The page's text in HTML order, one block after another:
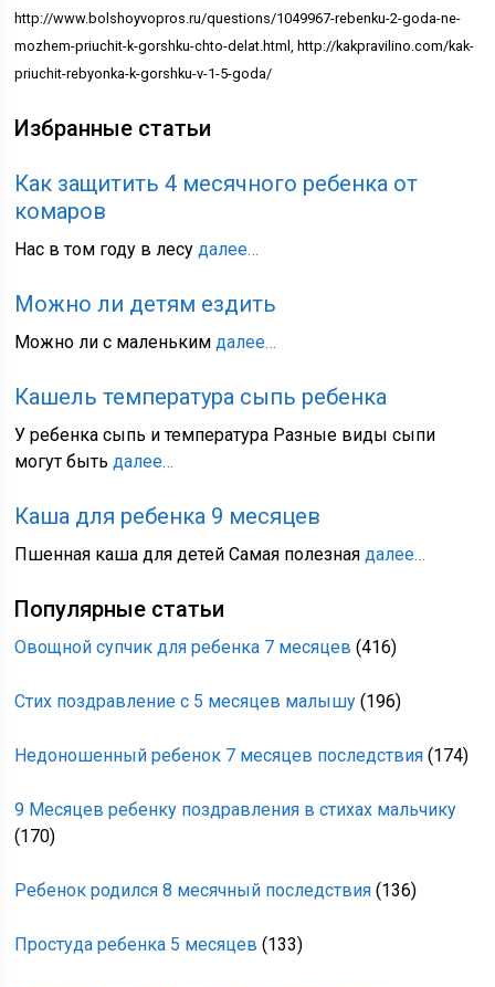
http://www.bolshoyvopros.ru/questions/1049967-rebenku-2-goda-ne-
mozhem-priuchit-k-gorshku-chto-delat.html, http://kakpravilino.com/kak-
priuchit-rebyonka-k-gorshku-v-1-5-goda/
Избранные статьи
Как защитить 4 месячного ребенка от
комаров
Нас в том году в лесудалее…
Можно ли детям ездить
Можно ли с маленькимдалее…
Кашель температура сыпь ребенка
У ребенка сыпь и температура Разные виды сыпи
могут бытьдалее…
Каша для ребенка 9 месяцев
Пшенная каша для детей Самая полезнаядалее…
Популярные статьи
Овощной супчик для ребенка 7 месяцев (416)
Стих поздравление с 5 месяцев малышу (196)
Недоношенный ребенок 7 месяцев последствия (174)
9 Месяцев ребенку поздравления в стихах мальчику
(170)
Ребенок родился 8 месячный последствия (136)
Простуда ребенка 5 месяцев (133)